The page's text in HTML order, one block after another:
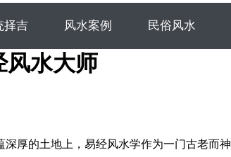
择吉 风水案例 民俗风水
风水大师
厚的土地上，易经风水学作为一门古老而神